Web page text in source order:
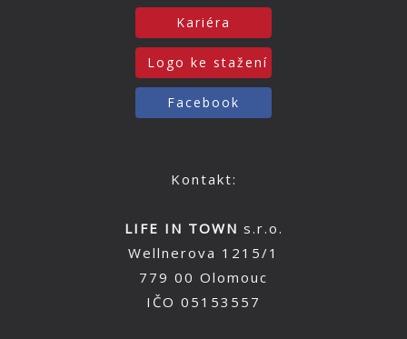
Kariéra
Logo ke stažení
Facebook
Kontakt:
LIFE IN TOWN s.r.o.
Wellnerova 1215/1
779 00 Olomouc
IČO 05153557